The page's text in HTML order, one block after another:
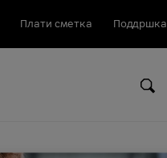
Плати сметка Поддршка